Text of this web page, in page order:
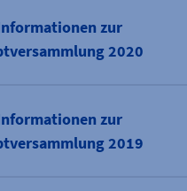
zur
2020
zur
2019